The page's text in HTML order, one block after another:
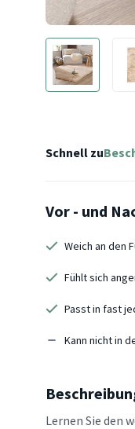
Schnell zu
Vor - und
Weich an den
Fühlt sich
Passt in fast
Kann nicht in
Lernen Sie den